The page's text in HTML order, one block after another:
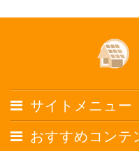
サイトメニュー
おすすめコンテ